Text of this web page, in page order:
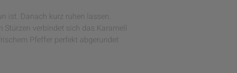
ist. Danach kurz ruhen lassen.
verbindet sich das Karamell
Pfeffer perfekt abgerundet